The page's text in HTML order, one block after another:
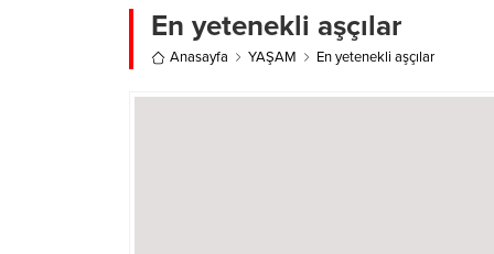
En yetenekli aşçılar
Anasayfa YAŞAM En yetenekli aşçılar